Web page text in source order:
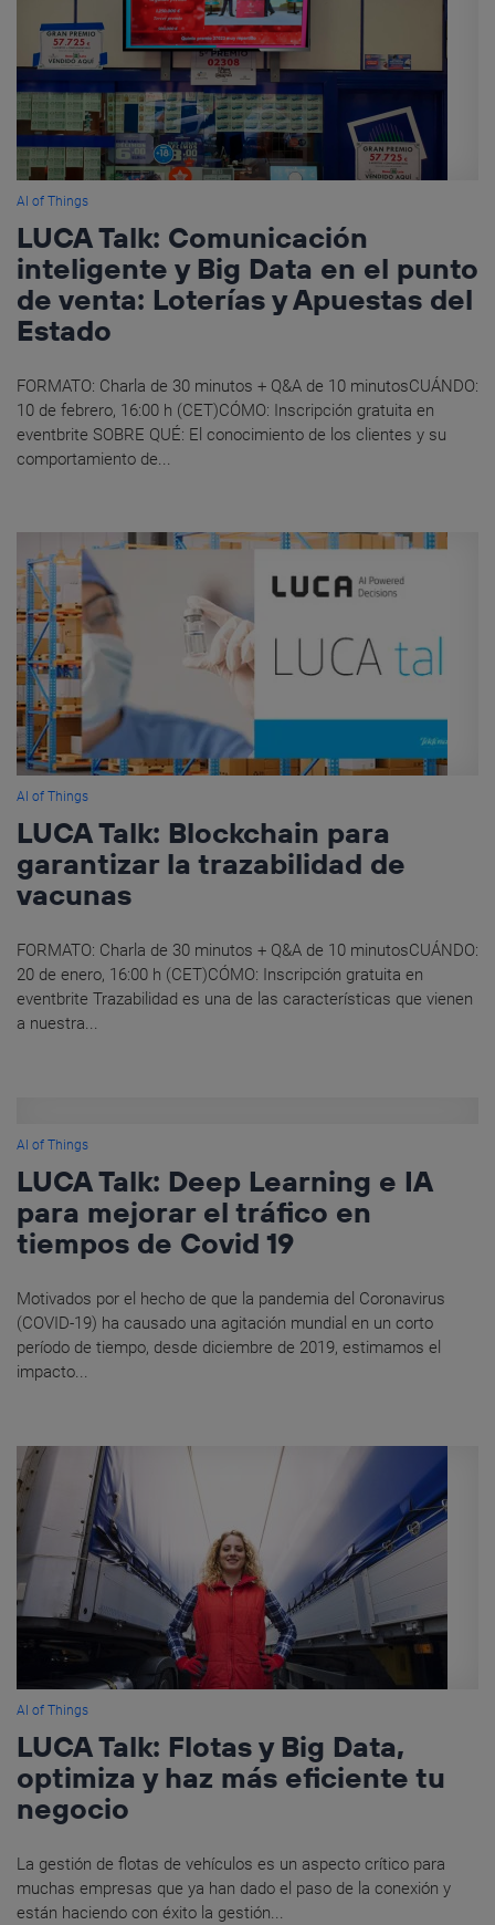
AI of Things
LUCA Talk: Comunicación
inteligente y Big Data en el punto
de venta: Loterías y Apuestas del
Estado
FORMATO: Charla de 30 minutos + Q&A de 10 minutosCUÁNDO:
10 de febrero, 16:00 h (CET)CÓMO: Inscripción gratuita en
eventbrite SOBRE QUÉ: El conocimiento de los clientes y su
comportamiento de...
AI of Things
LUCA Talk: Blockchain para
garantizar la trazabilidad de
vacunas
FORMATO: Charla de 30 minutos + Q&A de 10 minutosCUÁNDO:
20 de enero, 16:00 h (CET)CÓMO: Inscripción gratuita en
eventbrite Trazabilidad es una de las características que vienen
a nuestra...
AI of Things
LUCA Talk: Deep Learning e IA
para mejorar el tráfico en
tiempos de Covid 19
Motivados por el hecho de que la pandemia del Coronavirus
(COVID-19) ha causado una agitación mundial en un corto
período de tiempo, desde diciembre de 2019, estimamos el
impacto...
AI of Things
LUCA Talk: Flotas y Big Data,
optimiza y haz más eficiente tu
negocio
La gestión de flotas de vehículos es un aspecto crítico para
muchas empresas que ya han dado el paso de la conexión y
están haciendo con éxito la gestión...